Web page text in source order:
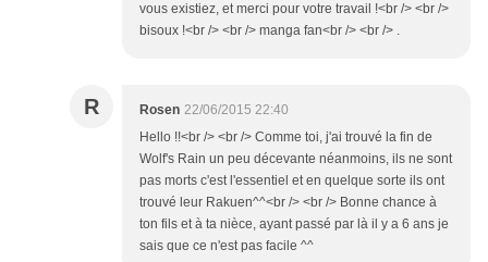
vous existiez, et merci pour votre travail !<br /> <br />
bisoux !<br /> <br /> manga fan<br /> <br /> .
R Rosen 22/06/2015 22:40
Hello !!<br /> <br /> Comme toi, j'ai trouvé la fin de
Wolf's Rain un peu décevante néanmoins, ils ne sont
pas morts c'est l'essentiel et en quelque sorte ils ont
trouvé leur Rakuen^^<br /> <br /> Bonne chance à
ton fils et à ta nièce, ayant passé par là il y a 6 ans je
sais que ce n'est pas facile ^^